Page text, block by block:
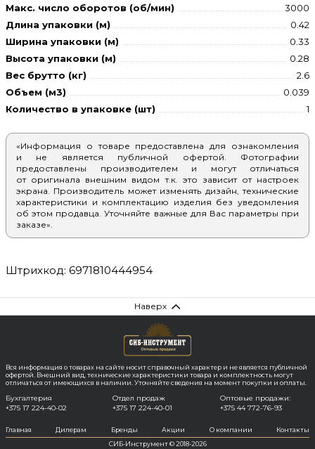
Штрихкод: 6971810444954
Макс. число оборотов (об/мин)
3000
Длина упаковки (м)
0.42
Ширина упаковки (м)
0.33
Высота упаковки (м)
0.28
Вес брутто (кг)
2.6
Объем (м3)
0.039
Количество в упаковке (шт)
1
«Информация о товаре предоставлена для ознакомления
и не является публичной офертой. Фотографии
предоставлены производителем и могут отличаться
от оригинала внешним видом т.к. это зависит от настроек
экрана. Производитель может изменять дизайн, технические
характеристики и комплектацию изделия без уведомления
об этом продавца. Уточняйте важные для Вас параметры при
заказе».
Наверх
Вся информация о товарах на сайте носит справочный характер и не является публичной
офертой. Внешний вид, технические характеристики товара и комплектность могут
отличаться от имеющихся в наличии. Уточняйте сведения на момент покупки и оплаты.
Бухгалтерия
+375 17 224-40-02
Отдел продаж
+375 17 224-40-01
Оптовые продажи:
+375 44 772-76-93
Главная Дилерам Бренды Акции О компании
Контакты
СИБ-Инструмент © 2018-2026